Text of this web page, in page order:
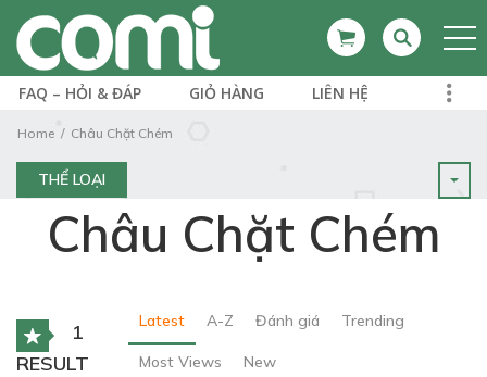
FAQ – HỎI & ĐÁP GIỎ HÀNG LIÊN HỆ
Home Châu Chặt Chém
THỂ LOẠI
Châu Chặt Chém
1
RESULT
Latest A-Z Đánh giá Trending
Most Views New